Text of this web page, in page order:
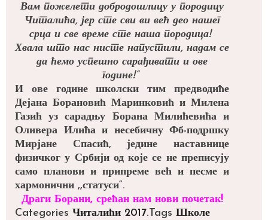
Вам пожелети добродошлицу у породицу
Читалића, јер сте сви ви већ део нашег
срца и све време сте наша породица!
Хвала што нас нисте напустили, надам се
да ћемо успешно сарађивати и ове
године!“
И ове године школски тим предводиће
Дејана Борановић Маринковић и Милена
Газић уз сарадњу Борана Милићевића и
Оливера Илића и несебичну Фб-подршку
Мирјане Спасић, једине наставнице
физичког у Србији од које се не преписују
само планови и припреме већ и песме и
хармонични ,,статуси“.
Драги Борани, срећан нам нови почетак!
Categories Читалићи 2017. Tags Школе